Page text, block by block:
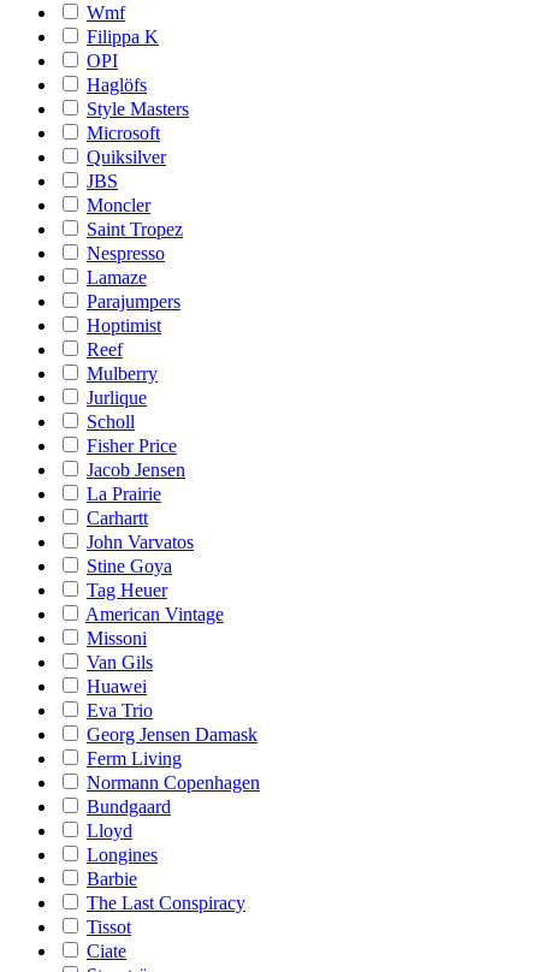
Wmf
Filippa K
OPI
Haglöfs
Style Masters
Microsoft
Quiksilver
JBS
Moncler
Saint Tropez
Nespresso
Lamaze
Parajumpers
Hoptimist
Reef
Mulberry
Jurlique
Scholl
Fisher Price
Jacob Jensen
La Prairie
Carhartt
John Varvatos
Stine Goya
Tag Heuer
American Vintage
Missoni
Van Gils
Huawei
Eva Trio
Georg Jensen Damask
Ferm Living
Normann Copenhagen
Bundgaard
Lloyd
Longines
Barbie
The Last Conspiracy
Tissot
Ciate